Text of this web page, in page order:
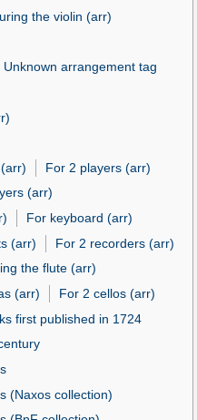
the violin (arr)
Unknown arrangement tag
For 2 players (arr)
(arr)
For keyboard (arr)
(arr)
For 2 recorders (arr)
the flute (arr)
(arr)
For 2 cellos (arr)
first published in 1724
(Naxos collection)